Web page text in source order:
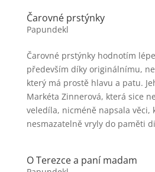
Čarovné prstýnky
Papundekl
Čarovné prstýnky hodnotím
především díky originálnímu,
který má prostě hlavu a patu.
Markéta Zinnerová, která sice
veledíla, nicméně napsala věci,
nesmazatelně vryly do paměti
O Terezce a paní madam